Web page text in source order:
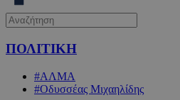
ΠΟΛΙΤΙΚΗ
#ΑΛΜΑ
#Οδυσσέας Μιχαηλίδης